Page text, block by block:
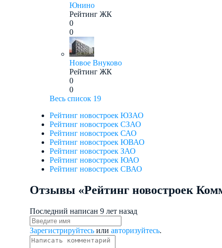
Юнино
Рейтинг ЖК
0
0
Новое Внуково
Рейтинг ЖК
0
0
Весь список 19
Рейтинг новостроек ЮЗАО
Рейтинг новостроек СЗАО
Рейтинг новостроек САО
Рейтинг новостроек ЮВАО
Рейтинг новостроек ЗАО
Рейтинг новостроек ЮАО
Рейтинг новостроек СВАО
Отзывы «Рейтинг новостроек
Последний написан 9 лет назад
Зарегистрируйтесь или авторизуйтесь.